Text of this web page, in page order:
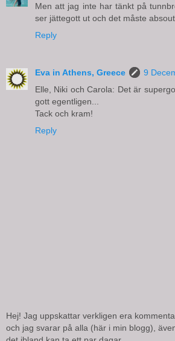
Men att jag inte har tänkt på
ser jättegott ut och det måste
Reply
Eva in Athens, Greece
9
Elle, Niki och Carola: Det är
gott egentligen...
Tack och kram!
Reply
Hej! Jag uppskattar verkligen era
och jag svarar på alla (här i min blogg),